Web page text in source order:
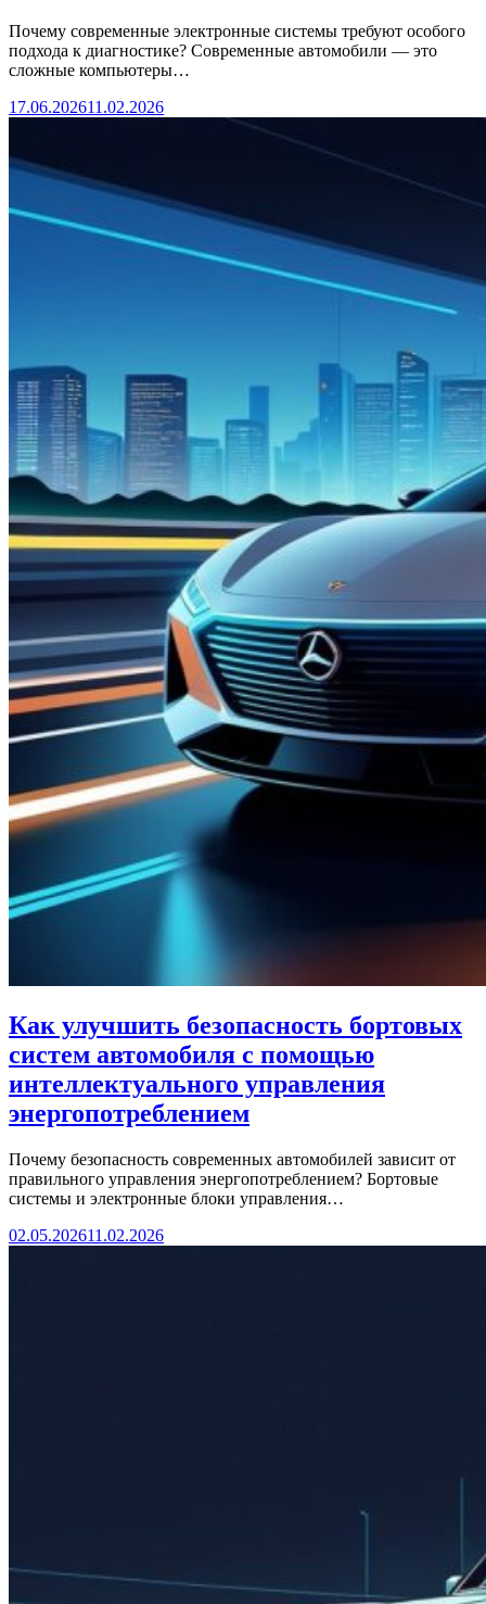
Почему современные электронные системы требуют особого
подхода к диагностике? Современные автомобили — это
сложные компьютеры…
17.06.202611.02.2026
Как улучшить безопасность бортовых
систем автомобиля с помощью
интеллектуального управления
энергопотреблением
Почему безопасность современных автомобилей зависит от
правильного управления энергопотреблением? Бортовые
системы и электронные блоки управления…
02.05.202611.02.2026